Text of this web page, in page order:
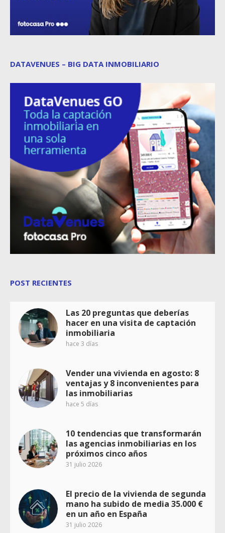
DATAVENUES – BIG DATA INMOBILIARIO
POST RECIENTES
Las 20 preguntas que deberías
hacer en una visita de captación
inmobiliaria
hace 3 días
Vender una vivienda en agosto: 8
ventajas y 8 inconvenientes para
las inmobiliarias
hace 5 días
10 tendencias que transformarán
las agencias inmobiliarias en los
próximos cinco años
31 julio 2026
El precio de la vivienda de segunda
mano ha subido de media 35.000 €
en un año en España
31 julio 2026